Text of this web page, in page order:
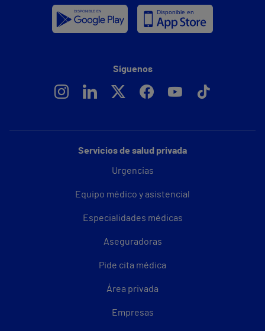
Servicios de salud privada
Urgencias
Equipo médico y asistencial
Especialidades médicas
Aseguradoras
Pide cita médica
Área privada
Empresas
Síguenos